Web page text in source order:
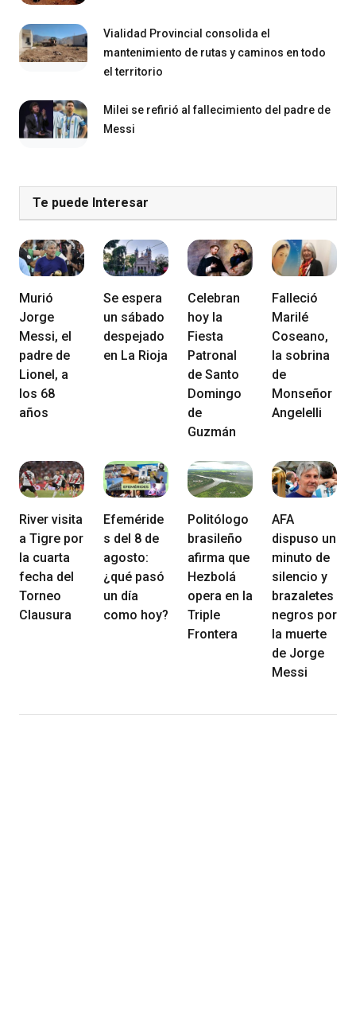
Vialidad Provincial consolida el
mantenimiento de rutas y caminos en todo
el territorio
Milei se refirió al fallecimiento del padre de
Messi
Te puede Interesar
Murió
Jorge
Messi, el
padre de
Lionel, a
los 68
años
Se espera
un sábado
despejado
en La Rioja
Celebran
hoy la
Fiesta
Patronal
de Santo
Domingo
de
Guzmán
Falleció
Marilé
Coseano,
la sobrina
de
Monseñor
Angelelli
River visita
a Tigre por
la cuarta
fecha del
Torneo
Clausura
Efeméride
s del 8 de
agosto:
¿qué pasó
un día
como hoy?
Politólogo
brasileño
afirma que
Hezbolá
opera en la
Triple
Frontera
AFA
dispuso un
minuto de
silencio y
brazaletes
negros por
la muerte
de Jorge
Messi